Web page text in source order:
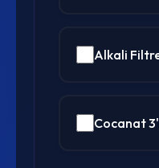
Alkali
Cocanat